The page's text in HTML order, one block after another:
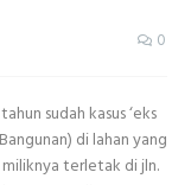
0
sudah kasus ‘eks
di lahan yang
terletak di jln.